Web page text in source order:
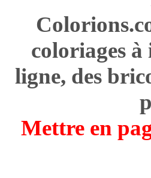
coloriages à
ligne, des
Mettre en